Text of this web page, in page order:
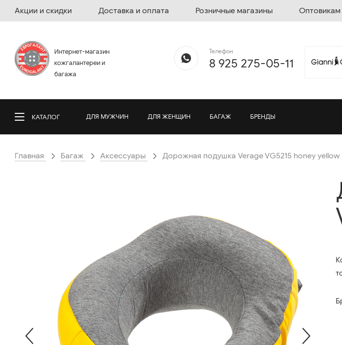
Акции и скидки Доставка и оплата Розничные магазины Оптовикам
Интернет-магазин
кожгалантереи и
багажа
Телефон
8 925 275-05-11
КАТАЛОГ ДЛЯ МУЖЧИН ДЛЯ ЖЕНЩИН БАГАЖ БРЕНДЫ
Главная Багаж Аксессуары Дорожная подушка Verage VG5215 honey yellow